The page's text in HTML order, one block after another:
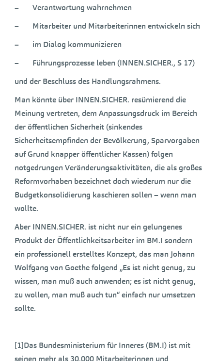
– Verantwortung wahrnehmen
– Mitarbeiter und Mitarbeiterinnen entwickeln sich
– im Dialog kommunizieren
– Führungsprozesse leben (INNEN.SICHER., S 17)
und der Beschluss des Handlungsrahmens.
Man könnte über INNEN.SICHER. resümierend die
Meinung vertreten, dem Anpassungsdruck im Bereich
der öffentlichen Sicherheit (sinkendes
Sicherheitsempfinden der Bevölkerung, Sparvorgaben
auf Grund knapper öffentlicher Kassen) folgen
notgedrungen Veränderungsaktivitäten, die als großes
Reformvorhaben bezeichnet doch wiederum nur die
Budgetkonsolidierung kaschieren sollen – wenn man
wollte.
Aber INNEN.SICHER. ist nicht nur ein gelungenes
Produkt der Öffentlichkeitsarbeiter im BM.I sondern
ein professionell erstelltes Konzept, das man Johann
Wolfgang von Goethe folgend „Es ist nicht genug, zu
wissen, man muß auch anwenden; es ist nicht genug,
zu wollen, man muß auch tun“ einfach nur umsetzen
sollte.
[1]Das Bundesministerium für Inneres (BM.I) ist mit
seinen mehr als 30.000 Mitarbeiterinnen und